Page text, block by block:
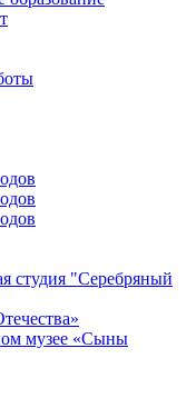
студия "Серебряный
музее «Сыны